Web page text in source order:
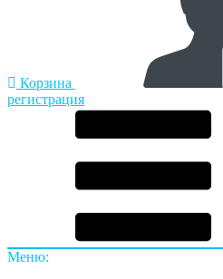
Корзина
регистрация
Меню: